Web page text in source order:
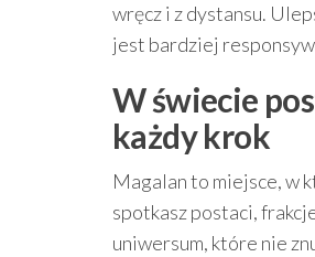
wręcz i z dystansu.
jest bardziej
W świecie
każdy krok
Magalan to miejsce, w
spotkasz postaci,
uniwersum, które nie